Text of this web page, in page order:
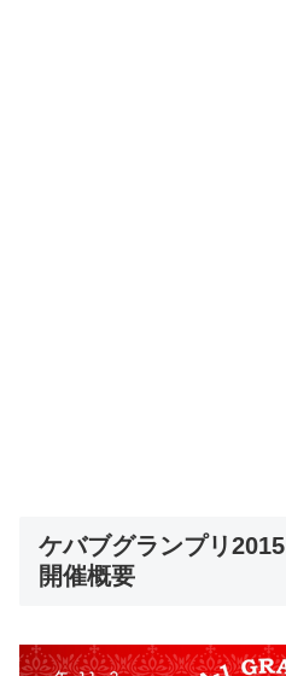
ケバブグランプリ2015
開催概要